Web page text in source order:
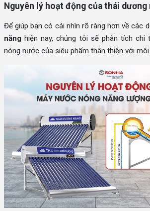
Nguyên lý hoạt động của thái dương
Để giúp bạn có cái nhìn rõ ràng hơn về các
năng hiện nay, chúng tôi sẽ phân tích chi
nóng nước của siêu phẩm thân thiện với